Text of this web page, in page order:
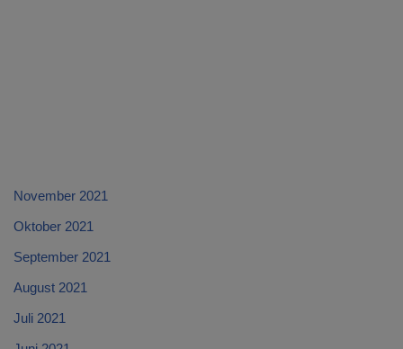
November 2021
Oktober 2021
September 2021
August 2021
Juli 2021